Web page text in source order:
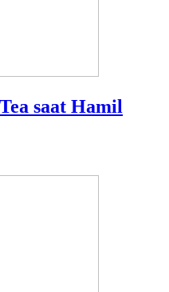
saat Hamil